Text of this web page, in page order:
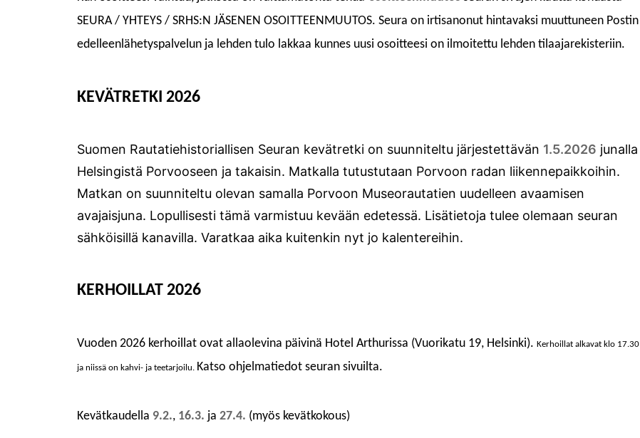
SEURA / YHTEYS / SRHS:N JÄSENEN OSOITTEENMUUTOS. Seura on irtisanonut hintavaksi muuttuneen Postin
edelleenlähetyspalvelun ja lehden tulo lakkaa kunnes uusi osoitteesi on ilmoitettu lehden tilaajarekisteriin.
KEVÄTRETKI 2026
Suomen Rautatiehistoriallisen Seuran kevätretki on suunniteltu järjestettävän 1.5.2026 junalla
Helsingistä Porvooseen ja takaisin. Matkalla tutustutaan Porvoon radan liikennepaikkoihin.
Matkan on suunniteltu olevan samalla Porvoon Museorautatien uudelleen avaamisen
avajaisjuna. Lopullisesti tämä varmistuu kevään edetessä. Lisätietoja tulee olemaan seuran
sähköisillä kanavilla. Varatkaa aika kuitenkin nyt jo kalentereihin.
KERHOILLAT 2026
Vuoden 2026 kerhoillat ovat allaolevina päivinä Hotel Arthurissa (Vuorikatu 19, Helsinki). Kerhoillat alkavat klo 17.30
ja niissä on kahvi- ja teetarjoilu. Katso ohjelmatiedot seuran sivuilta.
Kevätkaudella 9.2., 16.3. ja 27.4. (myös kevätkokous)